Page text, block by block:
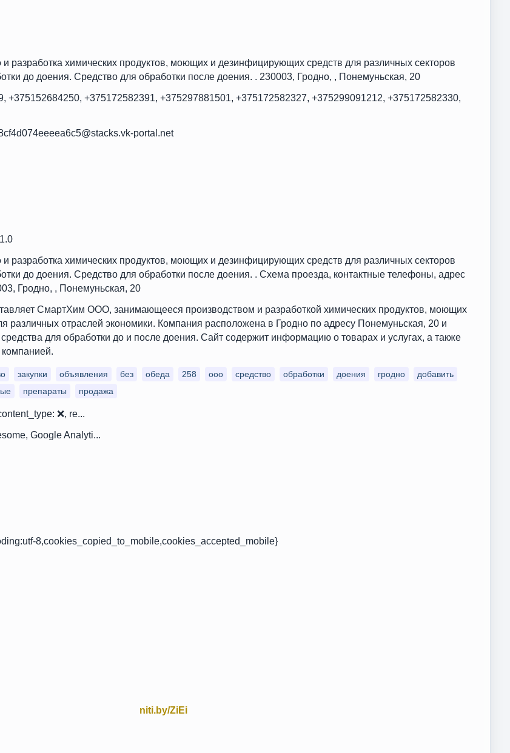
химических продуктов, моющих и дезинфицирующих средств для различных секторов
до доения. Средство для обработки после доения. . 230003, Гродно, , Понемуньская, 20
+375152684250, +375172582391, +375297881501, +375172582327, +375299091212, +375172582330,
portal.net
химических продуктов, моющих и дезинфицирующих средств для различных секторов
до доения. Средство для обработки после доения. . Схема проезда, контактные телефоны, адрес
Гродно, , Понемуньская, 20
СмартХим ООО, занимающееся производством и разработкой химических продуктов, моющих
различных отраслей экономики. Компания расположена в Гродно по адресу Понемуньская, 20 и
средства для обработки до и после доения. Сайт содержит информацию о товарах и услугах, а также
закупки объявления без обеда 258 ооо средство обработки доения гродно
добавить
препараты продажа
❌, re...
Google Analyti...
8,cookies_copied_to_mobile,cookies_accepted_mobile}
niti.by/ZiEi